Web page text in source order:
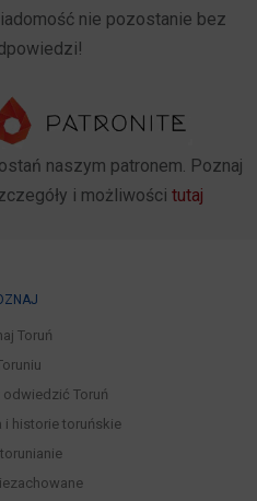
nie pozostanie bez
naszym patronem. Poznaj
i możliwości tutaj
Toruń
odwiedzić Toruń
i historie toruńskie